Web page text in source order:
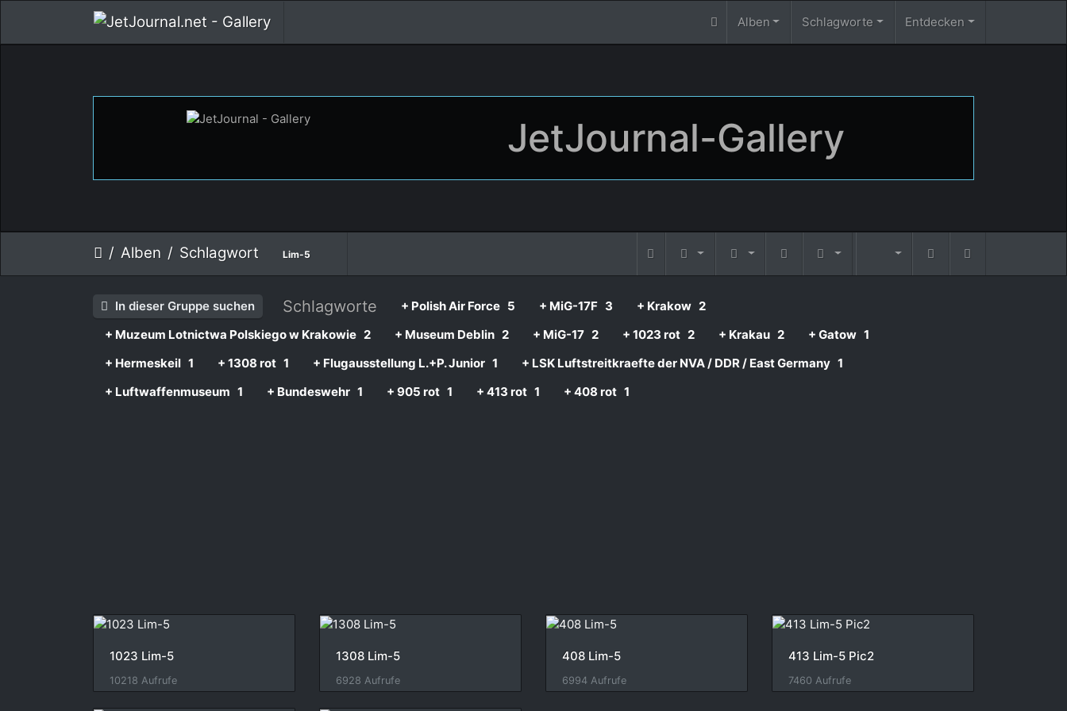
Alben Schlagworte Entdecken
JetJournal-Gallery
Alben Schlagwort Lim-5
In dieser Gruppe suchen Schlagworte + Polish Air Force 5 + MiG-17F 3 + Krakow 2
+ Muzeum Lotnictwa Polskiego w Krakowie 2 + Museum Deblin 2 + MiG-17 2 + 1023 rot 2 + Krakau 2 + Gatow 1
+ Hermeskeil 1 + 1308 rot 1 + Flugausstellung L.+P. Junior 1 + LSK Luftstreitkraefte der NVA / DDR / East Germany 1
+ Luftwaffenmuseum 1 + Bundeswehr 1 + 905 rot 1 + 413 rot 1 + 408 rot 1
1023 Lim-5
10218 Aufrufe
1308 Lim-5
6928 Aufrufe
408 Lim-5
6994 Aufrufe
413 Lim-5 Pic2
7460 Aufrufe